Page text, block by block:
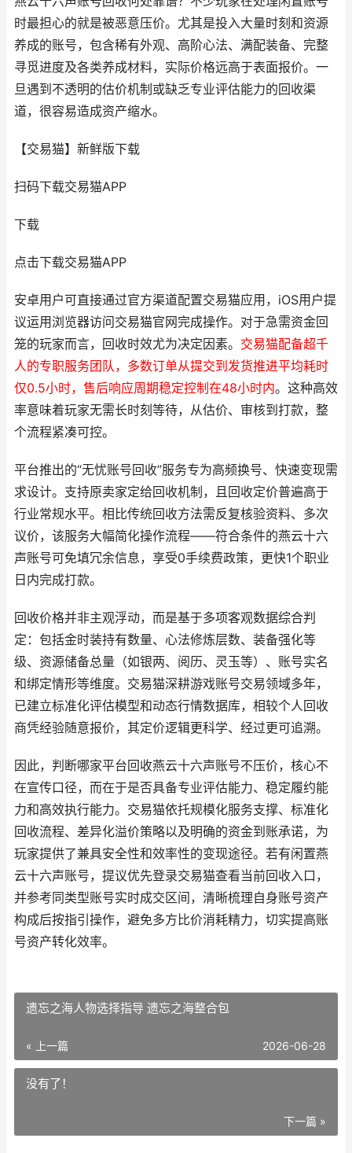
时最担心的就是被恶意压价。尤其是投入大量时刻和资源
养成的账号，包含稀有外观、高阶心法、满配装备、完整
寻觅进度及各类养成材料，实际价格远高于表面报价。一
旦遇到不透明的估价机制或缺乏专业评估能力的回收渠
道，很容易造成资产缩水。
【交易猫】新鲜版下载
扫码下载交易猫APP
下载
点击下载交易猫APP
安卓用户可直接通过官方渠道配置交易猫应用，iOS用户提
议运用浏览器访问交易猫官网完成操作。对于急需资金回
笼的玩家而言，回收时效尤为决定因素。 交易猫配备超千
人的专职服务团队，多数订单从提交到发货推进平均耗时
仅0.5小时，售后响应周期稳定控制在48小时内。这种高效
率意味着玩家无需长时刻等待，从估价、审核到打款，整
个流程紧凑可控。
平台推出的“无忧账号回收”服务专为高频换号、快速变现需
求设计。支持原卖家定给回收机制，且回收定价普遍高于
行业常规水平。相比传统回收方法需反复核验资料、多次
议价，该服务大幅简化操作流程——符合条件的燕云十六
声账号可免填冗余信息，享受0手续费政策，更快1个职业
日内完成打款。
回收价格并非主观浮动，而是基于多项客观数据综合判
定：包括金时装持有数量、心法修炼层数、装备强化等
级、资源储备总量（如银两、阅历、灵玉等）、账号实名
和绑定情形等维度。交易猫深耕游戏账号交易领域多年，
已建立标准化评估模型和动态行情数据库，相较个人回收
商凭经验随意报价，其定价逻辑更科学、经过更可追溯。
因此，判断哪家平台回收燕云十六声账号不压价，核心不
在宣传口径，而在于是否具备专业评估能力、稳定履约能
力和高效执行能力。交易猫依托规模化服务支撑、标准化
回收流程、差异化溢价策略以及明确的资金到账承诺，为
玩家提供了兼具安全性和效率性的变现途径。若有闲置燕
云十六声账号，提议优先登录交易猫查看当前回收入口，
并参考同类型账号实时成交区间，清晰梳理自身账号资产
构成后按指引操作，避免多方比价消耗精力，切实提高账
号资产转化效率。
遗忘之海人物选择指导 遗忘之海整合包
« 上一篇 2026-06-28
没有了！
下一篇 »